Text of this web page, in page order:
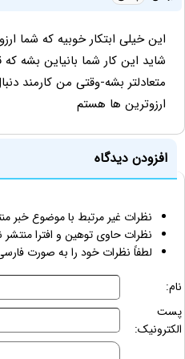
این خیلی ابتکار خوبیه که شما
شاید این کار شما بانیاین بشه
متعادلتر بشه-وقتی من کارمند
ارزوترین ها هستم
افزودن دیدگاه
نظرات غیر مرتبط با موضوع خبر
نظرات حاوی توهین و افترا
لطفاً نظرات خود را به صورت
نام:
پست
الکترونیک: